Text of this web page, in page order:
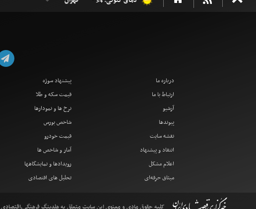
درباره ما
ارتباط با ما
آرشیو
پیوندها
نقشه سایت
انتقاد و پیشنهاد
اعلام مشکل
میثاق حرفه‌ای
پیشنهاد سوژه
قیمت سکه و طلا
نرخ ها و نمودارها
شاخص بورس
قیمت خودرو
آمار و شاخص ها
رویدادها و نمایشگاهها
تحلیل های اقتصادی
کلیه حقوق مادی و معنوی این سایت متعلق به هلدینگ